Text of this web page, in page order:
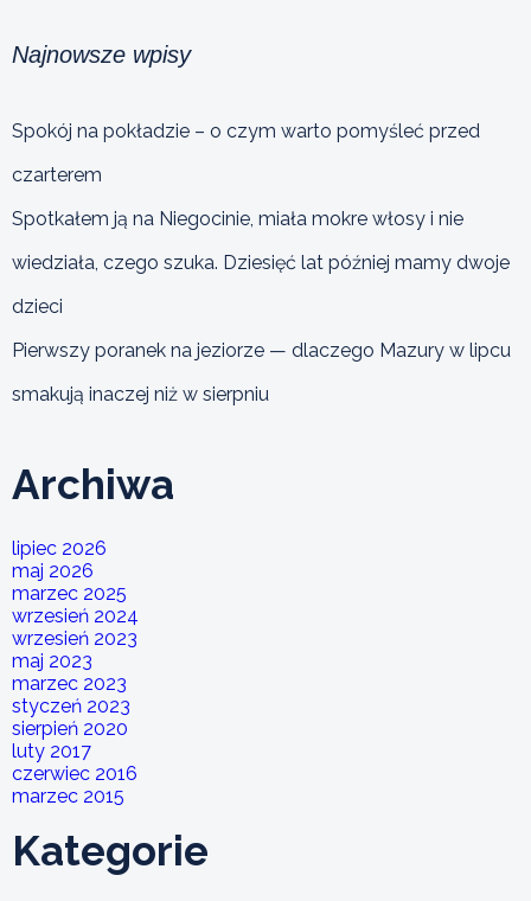
Najnowsze wpisy
Spokój na pokładzie – o czym warto pomyśleć przed
czarterem
Spotkałem ją na Niegocinie, miała mokre włosy i nie
wiedziała, czego szuka. Dziesięć lat później mamy dwoje
dzieci
Pierwszy poranek na jeziorze — dlaczego Mazury w lipcu
smakują inaczej niż w sierpniu
Archiwa
lipiec 2026
maj 2026
marzec 2025
wrzesień 2024
wrzesień 2023
maj 2023
marzec 2023
styczeń 2023
sierpień 2020
luty 2017
czerwiec 2016
marzec 2015
Kategorie